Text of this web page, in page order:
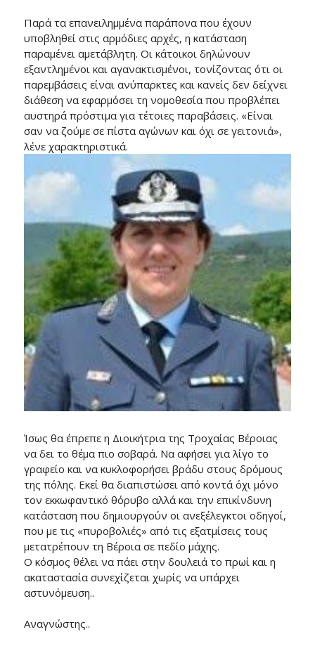
Παρά τα επανειλημμένα παράπονα που έχουν
υποβληθεί στις αρμόδιες αρχές, η κατάσταση
παραμένει αμετάβλητη. Οι κάτοικοι δηλώνουν
εξαντλημένοι και αγανακτισμένοι, τονίζοντας ότι οι
παρεμβάσεις είναι ανύπαρκτες και κανείς δεν δείχνει
διάθεση να εφαρμόσει τη νομοθεσία που προβλέπει
αυστηρά πρόστιμα για τέτοιες παραβάσεις. «Είναι
σαν να ζούμε σε πίστα αγώνων και όχι σε γειτονιά»,
λένε χαρακτηριστικά.
Ίσως θα έπρεπε η Διοικήτρια της Τροχαίας Βέροιας
να δει το θέμα πιο σοβαρά. Να αφήσει για λίγο το
γραφείο και να κυκλοφορήσει βράδυ στους δρόμους
της πόλης. Εκεί θα διαπιστώσει από κοντά όχι μόνο
τον εκκωφαντικό θόρυβο αλλά και την επικίνδυνη
κατάσταση που δημιουργούν οι ανεξέλεγκτοι οδηγοί,
που με τις «πυροβολιές» από τις εξατμίσεις τους
μετατρέπουν τη Βέροια σε πεδίο μάχης.
Ο κόσμος θέλει να πάει στην δουλειά το πρωί και η
ακαταστασία συνεχίζεται χωρίς να υπάρχει
αστυνόμευση..
Αναγνώστης..